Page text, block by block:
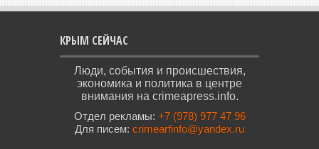
КРЫМ СЕЙЧАС
Люди, события и происшествия,
экономика и политика в центре
внимания на crimeapress.info.
Отдел рекламы: +7 (978) 977 47 96
Для писем: crimearfinfo@yandex.ru